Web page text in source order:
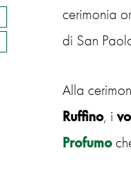
cerimonia
di San
Alla
Ruffino, i
Profumo